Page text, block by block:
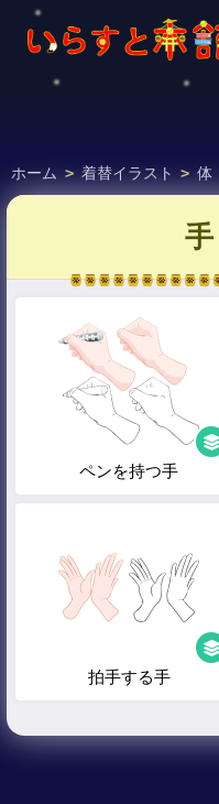
ホーム > 着替イラスト > 体
手
ペンを持つ手
拍手する手